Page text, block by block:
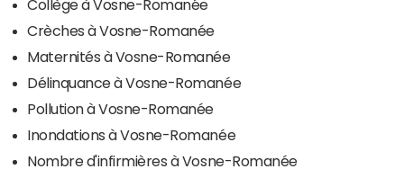
Collège à Vosne-Romanée
Crèches à Vosne-Romanée
Maternités à Vosne-Romanée
Délinquance à Vosne-Romanée
Pollution à Vosne-Romanée
Inondations à Vosne-Romanée
Nombre d'infirmières à Vosne-Romanée